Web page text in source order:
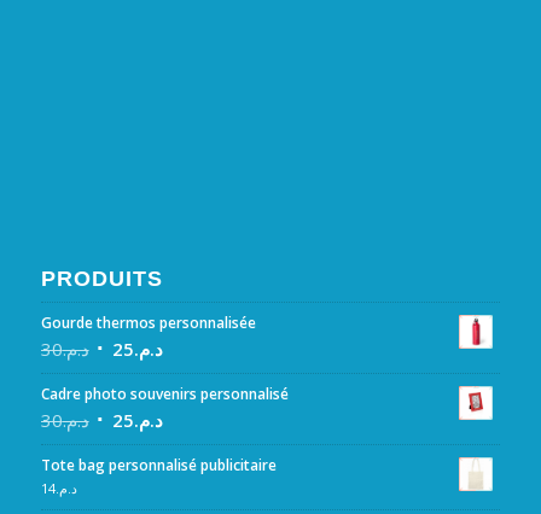
PRODUITS
Gourde thermos personnalisée
د.م.30 د.م.25
Cadre photo souvenirs personnalisé
د.م.30 د.م.25
Tote bag personnalisé publicitaire
د.م.14